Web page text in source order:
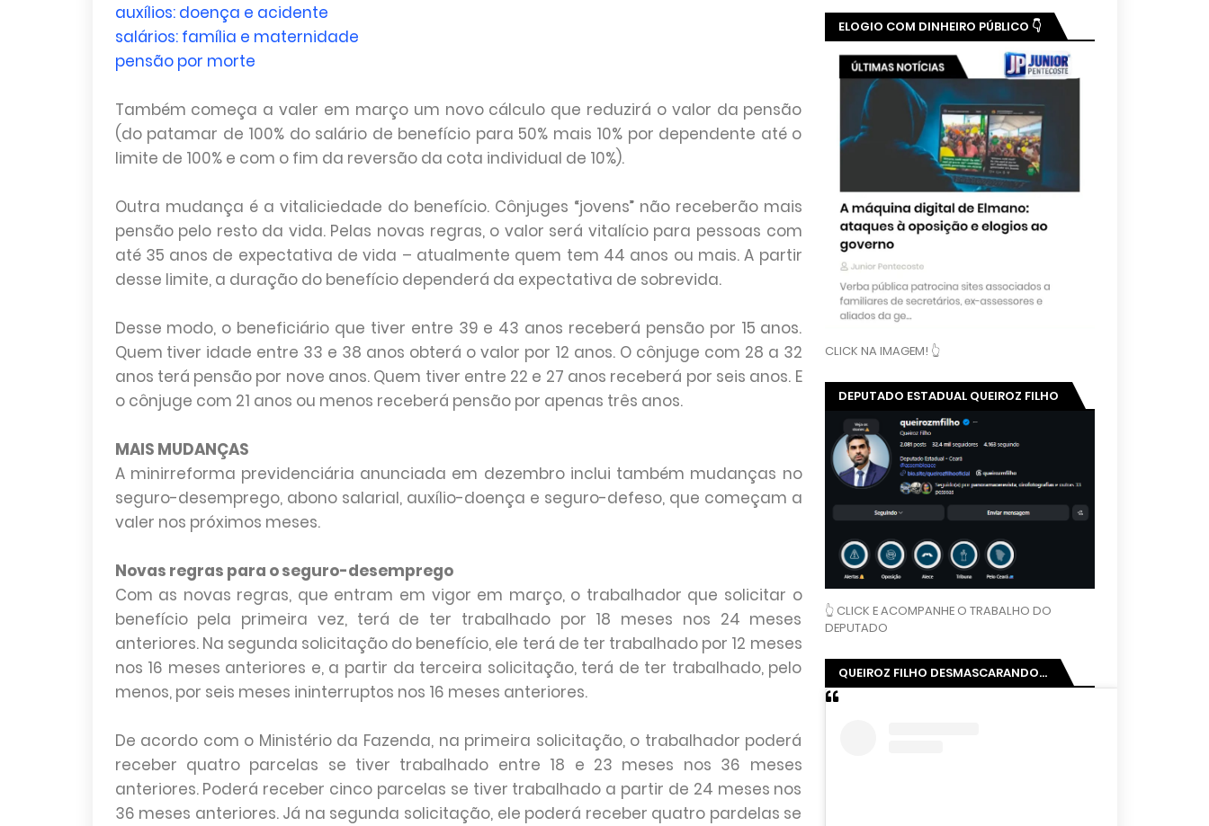
auxílios: doença e acidente
salários: família e maternidade
pensão por morte
Também começa a valer em março um novo cálculo que reduzirá o valor da pensão
(do patamar de 100% do salário de benefício para 50% mais 10% por dependente até o
limite de 100% e com o fim da reversão da cota individual de 10%).
Outra mudança é a vitaliciedade do benefício. Cônjuges “jovens” não receberão mais
pensão pelo resto da vida. Pelas novas regras, o valor será vitalício para pessoas com
até 35 anos de expectativa de vida – atualmente quem tem 44 anos ou mais. A partir
desse limite, a duração do benefício dependerá da expectativa de sobrevida.
Desse modo, o beneficiário que tiver entre 39 e 43 anos receberá pensão por 15 anos.
Quem tiver idade entre 33 e 38 anos obterá o valor por 12 anos. O cônjuge com 28 a 32
anos terá pensão por nove anos. Quem tiver entre 22 e 27 anos receberá por seis anos. E
o cônjuge com 21 anos ou menos receberá pensão por apenas três anos.
MAIS MUDANÇAS
A minirreforma previdenciária anunciada em dezembro inclui também mudanças no
seguro-desemprego, abono salarial, auxílio-doença e seguro-defeso, que começam a
valer nos próximos meses.
Novas regras para o seguro-desemprego
Com as novas regras, que entram em vigor em março, o trabalhador que solicitar o
benefício pela primeira vez, terá de ter trabalhado por 18 meses nos 24 meses
anteriores. Na segunda solicitação do benefício, ele terá de ter trabalhado por 12 meses
nos 16 meses anteriores e, a partir da terceira solicitação, terá de ter trabalhado, pelo
menos, por seis meses ininterruptos nos 16 meses anteriores.
De acordo com o Ministério da Fazenda, na primeira solicitação, o trabalhador poderá
receber quatro parcelas se tiver trabalhado entre 18 e 23 meses nos 36 meses
anteriores. Poderá receber cinco parcelas se tiver trabalhado a partir de 24 meses nos
36 meses anteriores. Já na segunda solicitação, ele poderá receber quatro pardelas se
ELOGIO COM DINHEIRO PÚBLICO 👇
CLICK NA IMAGEM! 👆
DEPUTADO ESTADUAL QUEIROZ FILHO
👆 CLICK E ACOMPANHE O TRABALHO DO
DEPUTADO
QUEIROZ FILHO DESMASCARANDO...